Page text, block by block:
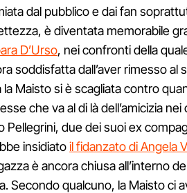
dal pubblico e dai fan
è diventata memorabile
D’Urso, nei confronti della
soddisfatta dall’aver rimesso
la Maisto si è scagliata contro
che va al di là dell’amicizia
Pellegrini, due dei suoi ex
insidiatoil fidanzato di Angela
è ancora chiusa all’interno
Secondo qualcuno, la Maisto ci